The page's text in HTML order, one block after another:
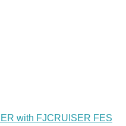
with FJCRUISER FES